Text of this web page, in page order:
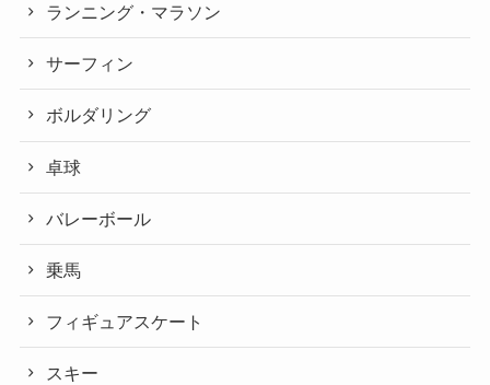
ランニング・マラソン
サーフィン
ボルダリング
卓球
バレーボール
乗馬
フィギュアスケート
スキー